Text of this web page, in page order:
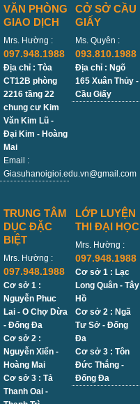
VĂN PHÒNG
GIAO DỊCH
Mrs. Hường :
097.948.1988
Địa chỉ : Tòa
CT12B phòng
2216 tầng 22
chung cư Kim
Văn Kim Lũ -
Đại Kim - Hoàng
Mai
Email :
Giasuhanoigioi.edu.vn@gmail.com
CỞ SỞ CẦU
GIẤY
Ms. Quyên :
093.810.1988
Địa chỉ : Ngõ
165 Xuân Thủy -
Cầu Giấy
TRUNG TÂM
DỤC ĐẶC
BIỆT
Mrs. Hường :
097.948.1988
Cơ sở 1 :
Nguyễn Phuc
Lai - O Chợ Dừa
- Đống Đa
Cơ sở 2 :
Nguyễn Xiển -
Hoàng Mai
Cơ sở 3 : Tả
Thanh Oai -
LỚP LUYỆN
THI ĐẠI HỌC
Mrs. Hường :
097.948.1988
Cơ sở 1 : Lạc
Long Quân - Tây
Hồ
Cơ sở 2 : Ngã
Tư Sở - Đống
Đa
Cơ sở 3 : Tôn
Đức Thắng -
Đống Đa